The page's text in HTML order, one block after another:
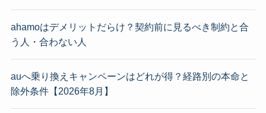
ahamoはデメリットだらけ？契約前に見るべき制約と合
う人・合わない人
auへ乗り換えキャンペーンはどれが得？経路別の本命と
除外条件【2026年8月】